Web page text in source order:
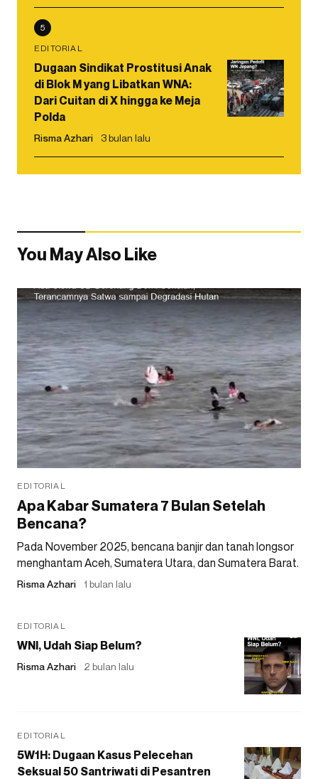
5
EDITORIAL
Dugaan Sindikat Prostitusi Anak
di Blok M yang Libatkan WNA:
Dari Cuitan di X hingga ke Meja
Polda
Risma Azhari 3 bulan lalu
You May Also Like
EDITORIAL
Apa Kabar Sumatera 7 Bulan Setelah
Bencana?
Pada November 2025, bencana banjir dan tanah longsor
menghantam Aceh, Sumatera Utara, dan Sumatera Barat.
Risma Azhari 1 bulan lalu
EDITORIAL
WNI, Udah Siap Belum?
Risma Azhari 2 bulan lalu
EDITORIAL
5W1H: Dugaan Kasus Pelecehan
Seksual 50 Santriwati di Pesantren